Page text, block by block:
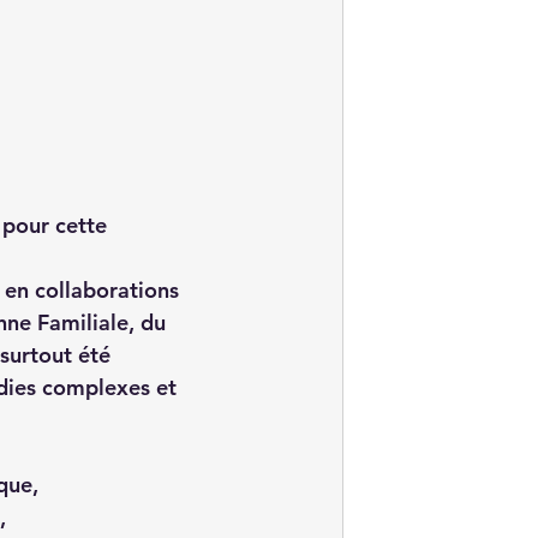
cette
en collaborations
Familiale, du
été
complexes et
,
,